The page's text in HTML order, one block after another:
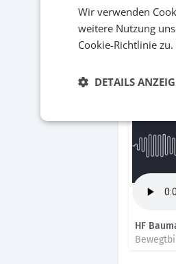
Audios
HF
Wir verwenden
weitere Nutzung
Cookie-Richtlinie zu.
DETAILS